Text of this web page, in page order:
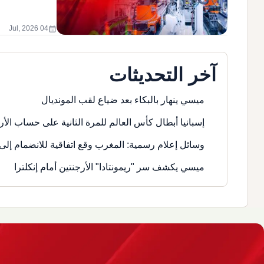
calendar_month
04 Jul, 2026
آخر التحديثات
ميسي ينهار بالبكاء بعد ضياع لقب المونديال
إسبانيا أبطال كأس العالم للمرة الثانية على حساب
وسائل إعلام رسمية: المغرب وقع اتفاقية للانضمام
ميسي يكشف سر "ريمونتادا" الأرجنتين أمام إنكلترا